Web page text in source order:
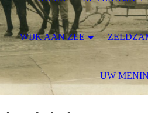
WIJK AAN ZEE
UW